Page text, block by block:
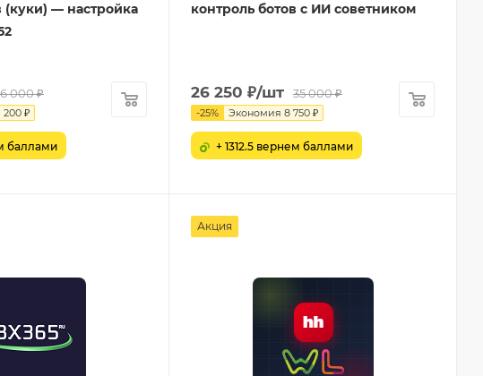
— настройка
6 000₽
200 ₽
баллами
контроль ботов с ИИ советником
26 250 ₽/шт 35 000₽
-25% Экономия 8 750 ₽
+ 1312.5 вернем баллами
Акция